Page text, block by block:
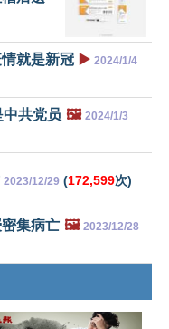
就是新冠 ▶️ 2024/1/4
共党员 🖼️ 2024/1/3
2023/12/29 (172,599次)
集病亡 🖼️ 2023/12/28